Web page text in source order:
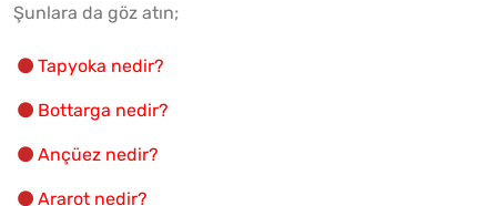
Şunlara da göz atın;
Tapyoka nedir?
Bottarga nedir?
Ançüez nedir?
Ararot nedir?